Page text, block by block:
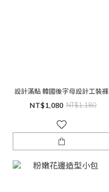
設計滿點 韓國後字母設計工裝褲
NT$1,080 NT$1,180